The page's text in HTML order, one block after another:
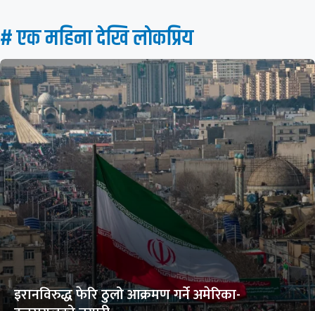
# एक महिना देखि लाेकप्रिय
इरानविरुद्ध फेरि ठुलो आक्रमण गर्ने अमेरिका-